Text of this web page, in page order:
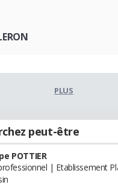
PLUS
peut-être
POTTIER
| Etablissement